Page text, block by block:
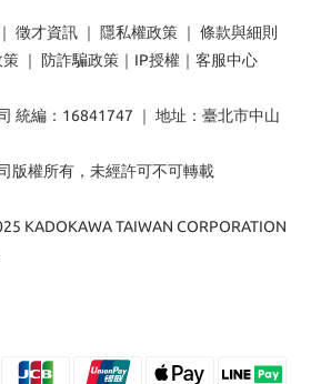
｜ 徵才資訊 ｜ 隱私權政策 ｜ 條款與細則
策 ｜ 防詐騙政策 ｜ IP授權 ｜ 客服中心
統編：16841747 ｜ 地址：臺北市中山
版權所有，未經許可不可轉載
KADOKAWA TAIWAN CORPORATION